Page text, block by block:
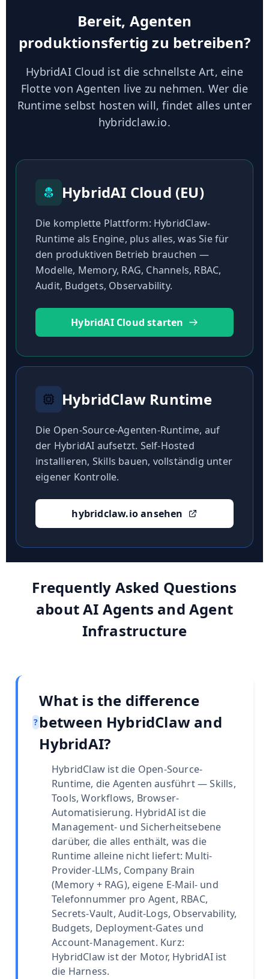
Bereit, Agenten
produktionsfertig zu betreiben?
HybridAI Cloud ist die schnellste Art, eine
Flotte von Agenten live zu nehmen. Wer die
Runtime selbst hosten will, findet alles unter
hybridclaw.io.
HybridAI Cloud (EU)
Die komplette Plattform: HybridClaw-
Runtime als Engine, plus alles, was Sie für
den produktiven Betrieb brauchen —
Modelle, Memory, RAG, Channels, RBAC,
Audit, Budgets, Observability.
HybridAI Cloud starten
HybridClaw Runtime
Die Open-Source-Agenten-Runtime, auf
der HybridAI aufsetzt. Self-Hosted
installieren, Skills bauen, vollständig unter
eigener Kontrolle.
hybridclaw.io ansehen
Frequently Asked Questions
about AI Agents and Agent
Infrastructure
?
What is the difference
between HybridClaw and
HybridAI?
HybridClaw ist die Open-Source-
Runtime, die Agenten ausführt — Skills,
Tools, Workflows, Browser-
Automatisierung. HybridAI ist die
Management- und Sicherheitsebene
darüber, die alles enthält, was die
Runtime alleine nicht liefert: Multi-
Provider-LLMs, Company Brain
(Memory + RAG), eigene E-Mail- und
Telefonnummer pro Agent, RBAC,
Secrets-Vault, Audit-Logs, Observability,
Budgets, Deployment-Gates und
Account-Management. Kurz:
HybridClaw ist der Motor, HybridAI ist
die Harness.